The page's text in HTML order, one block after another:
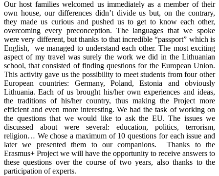
Our host families welcomed us immediately as a member of their
own house, our differences didn’t divide us but, on the contrary,
they made us curious and pushed us to get to know each other,
overcoming every preconception. The languages that we spoke
were very different, but thanks to that incredible “passport” which is
English, we managed to understand each other. The most exciting
aspect of my travel was surely the work we did in the Lithuanian
school, that consisted of finding questions for the European Union.
This activity gave us the possibility to meet students from four other
European countries: Germany, Poland, Estonia and obviously
Lithuania. Each of us brought his/her own experiences and ideas,
the traditions of his/her country, thus making the Project more
efficient and even more interesting. We had the task of working on
the questions that we would like to ask the EU. The issues we
discussed about were several: education, politics, terrorism,
religion… We chose a maximum of 10 questions for each issue and
later we presented them to our companions. Thanks to the
Erasmus+ Project we will have the opportunity to receive answers to
these questions over the course of two years, also thanks to the
participation of experts.